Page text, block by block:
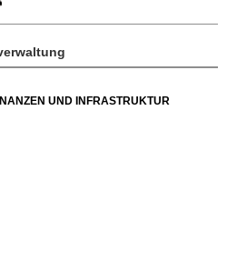
UND INFRASTRUKTUR